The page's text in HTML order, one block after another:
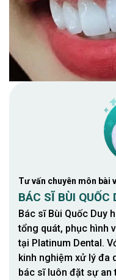
Tư vấn chuyên môn bài
BÁC SĨ BÙI QUỐC
Bác sĩ Bùi Quốc Duy
tổng quát, phục hình
tại Platinum Dental.
kinh nghiệm xử lý đa
bác sĩ luôn đặt sự an